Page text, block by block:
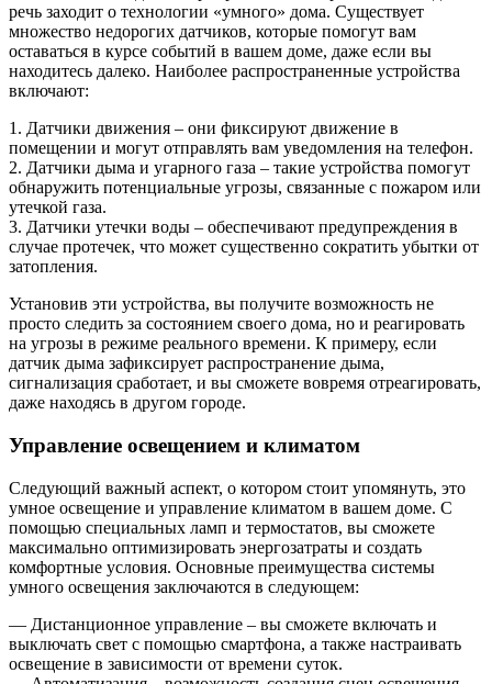
речь заходит о технологии «умного» дома. Существует
множество недорогих датчиков, которые помогут вам
оставаться в курсе событий в вашем доме, даже если вы
находитесь далеко. Наиболее распространенные устройства
включают:
1. Датчики движения – они фиксируют движение в
помещении и могут отправлять вам уведомления на телефон.
2. Датчики дыма и угарного газа – такие устройства помогут
обнаружить потенциальные угрозы, связанные с пожаром или
утечкой газа.
3. Датчики утечки воды – обеспечивают предупреждения в
случае протечек, что может существенно сократить убытки от
затопления.
Установив эти устройства, вы получите возможность не
просто следить за состоянием своего дома, но и реагировать
на угрозы в режиме реального времени. К примеру, если
датчик дыма зафиксирует распространение дыма,
сигнализация сработает, и вы сможете вовремя отреагировать,
даже находясь в другом городе.
Управление освещением и климатом
Следующий важный аспект, о котором стоит упомянуть, это
умное освещение и управление климатом в вашем доме. С
помощью специальных ламп и термостатов, вы сможете
максимально оптимизировать энергозатраты и создать
комфортные условия. Основные преимущества системы
умного освещения заключаются в следующем:
— Дистанционное управление – вы сможете включать и
выключать свет с помощью смартфона, а также настраивать
освещение в зависимости от времени суток.